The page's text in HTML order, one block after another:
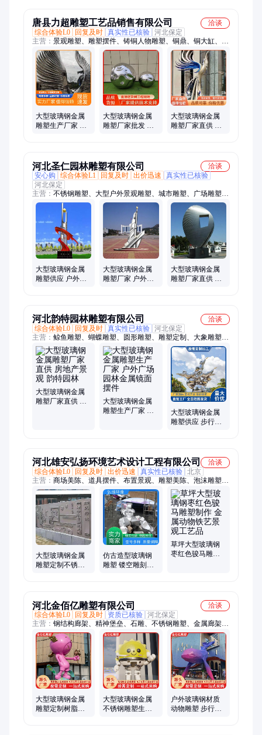
唐县力超雕塑工艺品销售有限公司
洽谈
综合体验L0
回复及时 真实性已核验 河北保定
主营： 景观雕塑、雕塑摆件、铸铜人物雕塑、铜鼎、铜大缸、青
铜器
大型玻璃钢金属
雕塑生产厂家 商
大型玻璃钢金属
雕塑厂家批发 户
大型玻璃钢金属
雕塑厂家直供 户
河北圣仁园林雕塑有限公司
洽谈
安心购
综合体验L1 回复及时 出价迅速
真实性已核验
河北保定
主营： 不锈钢雕塑、大型户外景观雕塑、城市雕塑、广场雕塑、
校园雕塑、公园雕塑、石雕雕塑、玻璃钢雕塑、铜雕锻铜
大型玻璃钢金属
雕塑供应 户外广
大型玻璃钢金属
雕塑厂家 户外广
大型玻璃钢金属
雕塑厂家直供 三
河北韵特园林雕塑有限公司
洽谈
综合体验L0
回复及时 真实性已核验 河北保定
主营： 鲸鱼雕塑、蝴蝶雕塑、圆形雕塑、雕塑定制、大象雕塑、
景观雕塑、农耕雕塑、小老虎雕塑、大猩猩雕塑、玻璃钢雕塑、
开荒牛雕塑、消防员雕塑、不锈钢鹿雕塑、仿铜人物雕塑、云朵
云梯雕塑、水果蔬菜雕塑、卡通米老鼠雕塑、不锈钢蘑菇雕塑、
军民鱼水情雕塑、鹅卵石、蔬菜水果房子
大型玻璃钢金属
雕塑厂家直供 房
大型玻璃钢金属
雕塑生产厂家 户
大型玻璃钢金属
雕塑供应 步行街
河北雄安弘扬环境艺术设计工程有限公司
洽谈
综合体验L0
回复及时 出价迅速 真实性已核验 北京
主营： 商场美陈、道具摆件、布置景观、雕塑美陈、泡沫雕塑、
玻璃钢造型、环境艺术、互动美陈道具、刚刚仿古瓦
大型玻璃钢金属
雕塑定制不锈钢
仿古造型玻璃钢
雕塑 镂空雕刻设
草坪大型玻璃钢
枣红色骏马雕塑
河北金佰亿雕塑有限公司
洽谈
综合体验L0
回复及时 资质已核验 河北保定
主营： 钢结构廊架、精神堡垒、石雕、不锈钢雕塑、金属廊架、
园林景观雕塑、铸铜雕塑、白钢雕塑、玻璃钢雕塑、耐候钢雕
塑、公园廊架、异形廊架
大型玻璃钢金属
雕塑定制树脂造
大型玻璃钢金属
不锈钢雕塑生产
户外玻璃钢材质
动物雕塑 步行街